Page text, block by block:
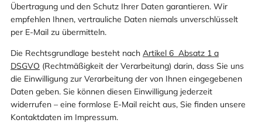
Übertragung und den Schutz Ihrer Daten garantieren. Wir
empfehlen Ihnen, vertrauliche Daten niemals unverschlüsselt
per E-Mail zu übermitteln.
Die Rechtsgrundlage besteht nach Artikel 6 Absatz 1 a
DSGVO (Rechtmäßigkeit der Verarbeitung) darin, dass Sie uns
die Einwilligung zur Verarbeitung der von Ihnen eingegebenen
Daten geben. Sie können diesen Einwilligung jederzeit
widerrufen – eine formlose E-Mail reicht aus, Sie finden unsere
Kontaktdaten im Impressum.